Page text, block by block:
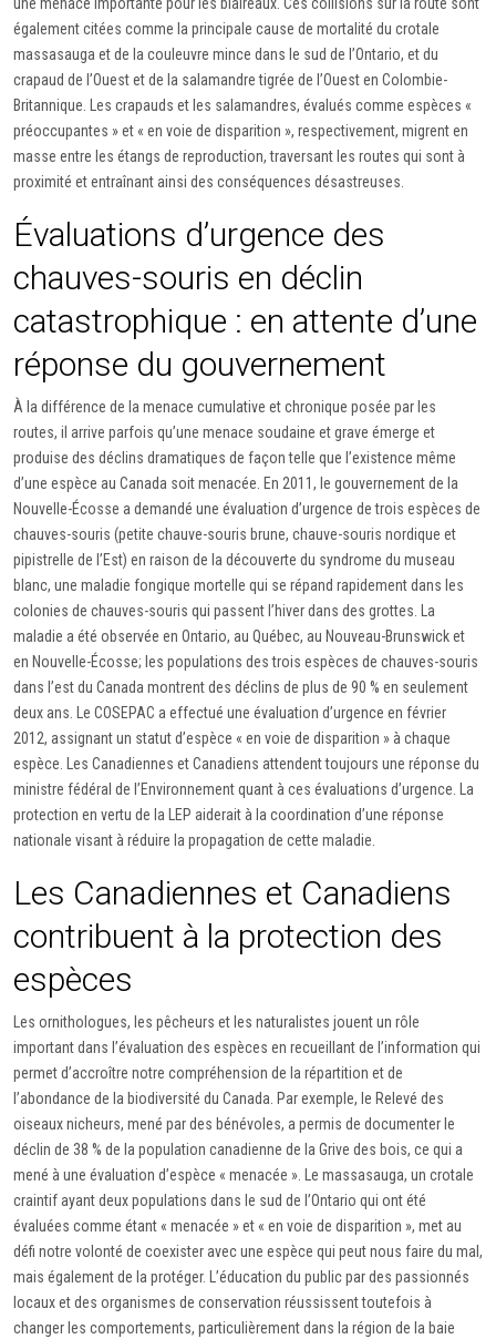
également citées comme la principale cause de mortalité du crotale
massasauga et de la couleuvre mince dans le sud de l’Ontario, et du
crapaud de l’Ouest et de la salamandre tigrée de l’Ouest en Colombie-
Britannique. Les crapauds et les salamandres, évalués comme espèces «
préoccupantes » et « en voie de disparition », respectivement, migrent en
masse entre les étangs de reproduction, traversant les routes qui sont à
proximité et entraînant ainsi des conséquences désastreuses.
Évaluations d’urgence des
chauves-souris en déclin
catastrophique : en attente d’une
réponse du gouvernement
À la différence de la menace cumulative et chronique posée par les
routes, il arrive parfois qu’une menace soudaine et grave émerge et
produise des déclins dramatiques de façon telle que l’existence même
d’une espèce au Canada soit menacée. En 2011, le gouvernement de la
Nouvelle-Écosse a demandé une évaluation d’urgence de trois espèces de
chauves-souris (petite chauve-souris brune, chauve-souris nordique et
pipistrelle de l’Est) en raison de la découverte du syndrome du museau
blanc, une maladie fongique mortelle qui se répand rapidement dans les
colonies de chauves-souris qui passent l’hiver dans des grottes. La
maladie a été observée en Ontario, au Québec, au Nouveau-Brunswick et
en Nouvelle-Écosse; les populations des trois espèces de chauves-souris
dans l’est du Canada montrent des déclins de plus de 90 % en seulement
deux ans. Le COSEPAC a effectué une évaluation d’urgence en février
2012, assignant un statut d’espèce « en voie de disparition » à chaque
espèce. Les Canadiennes et Canadiens attendent toujours une réponse du
ministre fédéral de l’Environnement quant à ces évaluations d’urgence. La
protection en vertu de la LEP aiderait à la coordination d’une réponse
nationale visant à réduire la propagation de cette maladie.
Les Canadiennes et Canadiens
contribuent à la protection des
espèces
Les ornithologues, les pêcheurs et les naturalistes jouent un rôle
important dans l’évaluation des espèces en recueillant de l’information qui
permet d’accroître notre compréhension de la répartition et de
l’abondance de la biodiversité du Canada. Par exemple, le Relevé des
oiseaux nicheurs, mené par des bénévoles, a permis de documenter le
déclin de 38 % de la population canadienne de la Grive des bois, ce qui a
mené à une évaluation d’espèce « menacée ». Le massasauga, un crotale
craintif ayant deux populations dans le sud de l’Ontario qui ont été
évaluées comme étant « menacée » et « en voie de disparition », met au
défi notre volonté de coexister avec une espèce qui peut nous faire du mal,
mais également de la protéger. L’éducation du public par des passionnés
locaux et des organismes de conservation réussissent toutefois à
changer les comportements, particulièrement dans la région de la baie